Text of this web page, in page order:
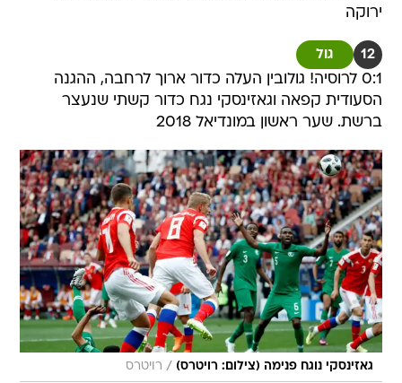
ירוקה
12 גול
0:1 לרוסיה! גולובין העלה כדור ארוך לרחבה, ההגנה
הסעודית קפאה וגאזינסקי נגח כדור קשתי שנעצר
ברשת. שער ראשון במונדיאל 2018
גאזינסקי נוגח פנימה (צילום: רויטרס) / רויטרס